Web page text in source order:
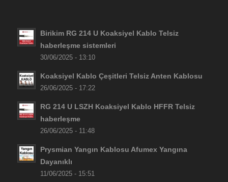
Birikim RG 214 U Koaksiyel Kablo Telsiz
haberleşme sistemleri
30/06/2025 - 13:10
Koaksiyel Kablo Çeşitleri Telsiz Anten Kablosu
26/06/2025 - 17:22
RG 214 U LSZH Koaksiyel Kablo HFFR Telsiz
haberleşme
26/06/2025 - 11:48
Prysmian Yangın Kablosu Afumex Yangına
Dayanıklı
11/06/2025 - 15:51